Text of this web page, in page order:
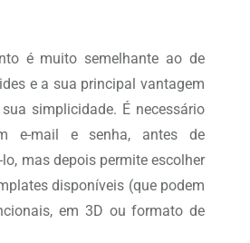
é muito semelhante ao de
e a sua principal vantagem
simplicidade. É necessário
e-mail e senha, antes de
mas depois permite escolher
disponíveis (que podem
em 3D ou formato de